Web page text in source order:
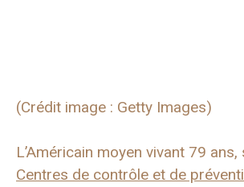
(Crédit image : Getty Images)
L’Américain moyen vivant 79 ans,
Centres de contrôle et de